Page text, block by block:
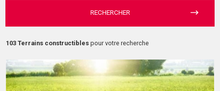
RECHERCHER
103 Terrains constructibles pour votre recherche